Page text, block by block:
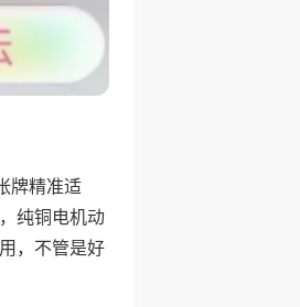
牌精准适
纯铜电机动
，不管是好